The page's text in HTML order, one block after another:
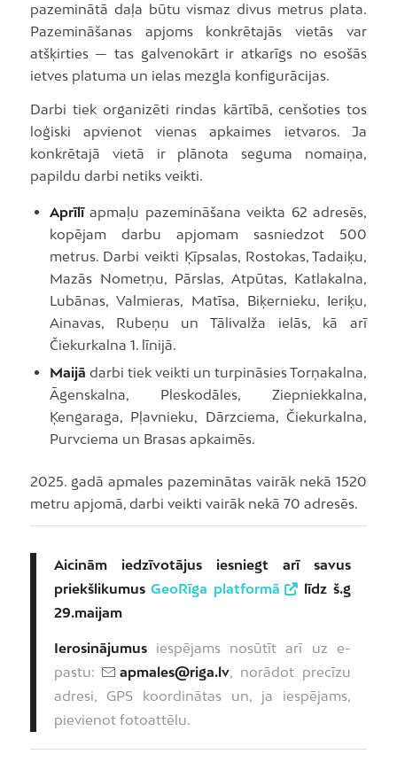
pazeminātā daļa būtu vismaz divus metrus plata.
Pazemināšanas apjoms konkrētajās vietās var
atšķirties — tas galvenokārt ir atkarīgs no esošās
ietves platuma un ielas mezgla konfigurācijas.
Darbi tiek organizēti rindas kārtībā, cenšoties tos
loģiski apvienot vienas apkaimes ietvaros. Ja
konkrētajā vietā ir plānota seguma nomaiņa,
papildu darbi netiks veikti.
Aprīlīapmaļu pazemināšana veikta 62 adresēs,
kopējam darbu apjomam sasniedzot 500
metrus. Darbi veikti Ķīpsalas, Rostokas, Tadaiķu,
Mazās Nometņu, Pārslas, Atpūtas, Katlakalna,
Lubānas, Valmieras, Matīsa, Biķernieku, Ieriķu,
Ainavas, Rubeņu un Tālivalža ielās, kā arī
Čiekurkalna 1. līnijā.
Maijā darbi tiek veikti un turpināsies Torņakalna,
Āgenskalna, Pleskodāles, Ziepniekkalna,
Ķengaraga, Pļavnieku, Dārzciema, Čiekurkalna,
Purvciema un Brasas apkaimēs.
2025. gadā apmales pazeminātas vairāk nekā 1520
metru apjomā, darbi veikti vairāk nekā 70 adresēs.
Aicinām iedzīvotājus iesniegt arī savus
priekšlikumusGeoRīga platformā
līdz š.g
29.maijam
Ierosinājumusiespējams nosūtīt arī uz e-
pastu:
apmales@riga.lv, norādot precīzu
adresi, GPS koordinātas un, ja iespējams,
pievienot fotoattēlu.